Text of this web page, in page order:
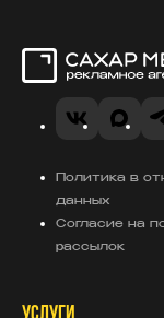
VK
Политика в
данных
Согласие на
рассылок